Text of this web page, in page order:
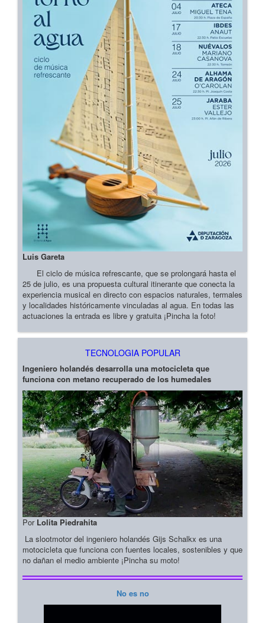
Luis Gareta
El ciclo de música refrescante, que se prolongará hasta el
25 de julio, es una propuesta cultural itinerante que conecta la
experiencia musical en directo con espacios naturales, termales
y localidades históricamente vinculadas al agua. En todas las
actuaciones la entrada es libre y gratuita ¡Pincha la foto!
TECNOLOGIA POPULAR
Ingeniero holandés desarrolla una motocicleta que
funciona con metano recuperado de los humedales
Por Lolita Piedrahita
La slootmotor del ingeniero holandés Gijs Schalkx es una
motocicleta que funciona con fuentes locales, sostenibles y que
no dañan el medio ambiente ¡Pincha su moto!
No es no